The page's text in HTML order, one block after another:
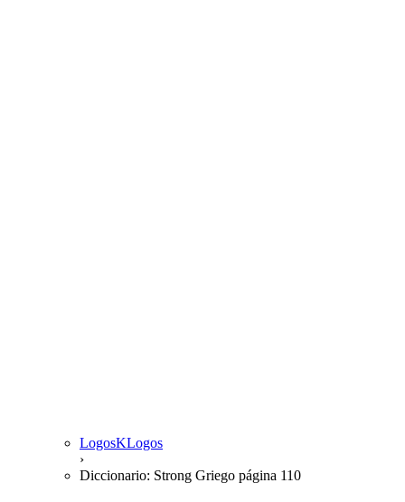
LogosKLogos
›
Diccionario: Strong Griego página 110